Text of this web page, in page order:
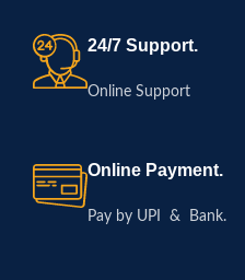
24/7 Support.
Online Support
Online Payment.
Pay by UPI & Bank.